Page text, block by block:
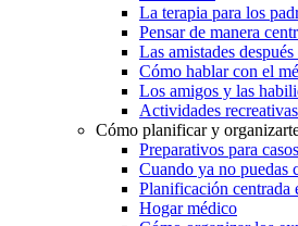
La terapia para los
Pensar de manera
Las amistades
Cómo hablar con el
Los amigos y las
Actividades
Cómo planificar y
Preparativos para
Cuando ya no puedas
Planificación centrada
Hogar médico